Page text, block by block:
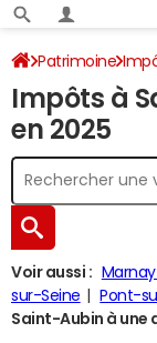
Patrimoine
Impôt sur le revenu
Impôts à
en 2025
Voir aussi :
sur-Seine
Pont-
Saint-Aubin à une